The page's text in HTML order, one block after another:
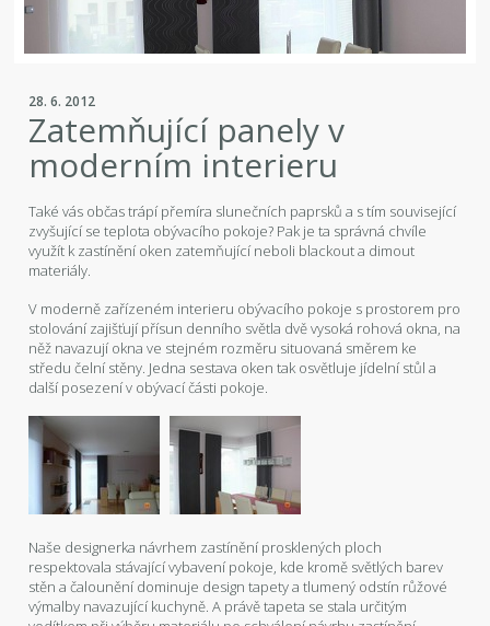
28. 6. 2012
Zatemňující panely v
moderním interieru
Také vás občas trápí přemíra slunečních paprsků a s tím související
zvyšující se teplota obývacího pokoje? Pak je ta správná chvíle
využít k zastínění oken zatemňující neboli blackout a dimout
materiály.
V moderně zařízeném interieru obývacího pokoje s prostorem pro
stolování zajišťují přísun denního světla dvě vysoká rohová okna, na
něž navazují okna ve stejném rozměru situovaná směrem ke
středu čelní stěny. Jedna sestava oken tak osvětluje jídelní stůl a
další posezení v obývací části pokoje.
Naše designerka návrhem zastínění prosklených ploch
respektovala stávající vybavení pokoje, kde kromě světlých barev
stěn a čalounění dominuje design tapety a tlumený odstín růžové
výmalby navazující kuchyně. A právě tapeta se stala určitým